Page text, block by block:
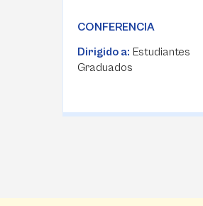
CONFERENCIA
Dirigido a: Estudiantes
Graduados